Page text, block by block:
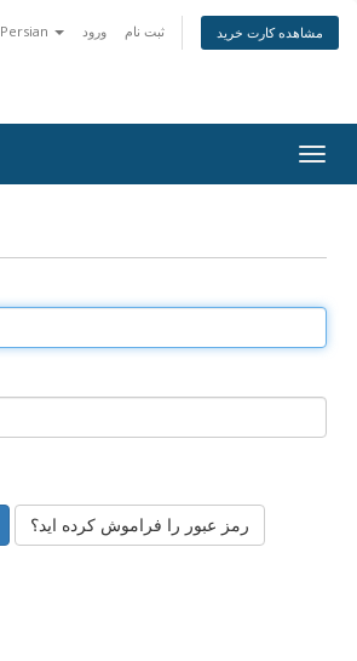
Persian ورود ثبت نام مشاهده کارت خرید
رمز عبور را فراموش کرده اید؟